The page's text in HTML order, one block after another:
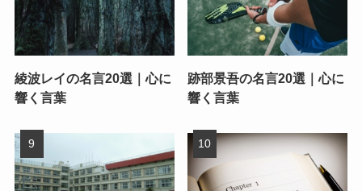
綾波レイの名言20選｜心に
響く言葉
跡部景吾の名言20選｜心に
響く言葉